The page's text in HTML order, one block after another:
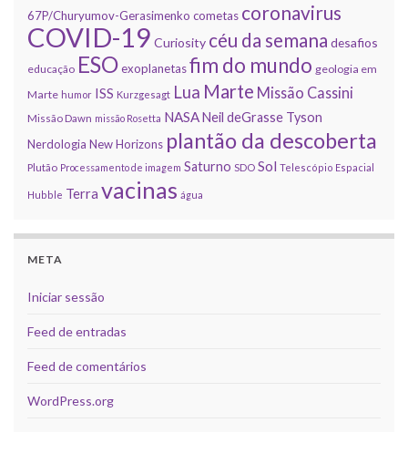
67P/Churyumov-Gerasimenko cometas coronavirus
COVID-19 Curiosity céu da semana desafios
educação ESOexoplanetasfim do mundo geologia em
Marte humor ISS Kurzgesagt Lua Marte Missão Cassini
Missão Dawn missão Rosetta NASANeil deGrasse Tyson
Nerdologia New Horizons plantão da descoberta
Plutão Processamento de imagem Saturno SDO Sol Telescópio Espacial
Hubble Terra vacinas água
META
Iniciar sessão
Feed de entradas
Feed de comentários
WordPress.org